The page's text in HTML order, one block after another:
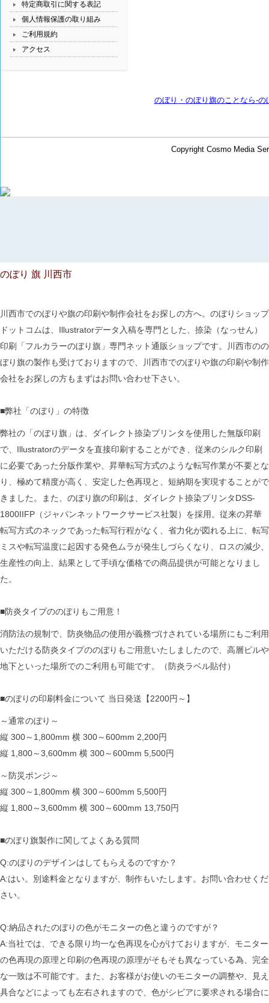
のぼり 旗 川西市
川西市でのぼりや旗の印刷や制作会社をお探しの方へ。のぼりショップ
ドットコムは、Illustratorデータ入稿を専門とした、捺染（なっせん）
印刷「フルカラーのぼり旗」専門ネット通販ショップです。川西市のの
ぼり旗の製作も受けておりますので、川西市でのぼりや旗の印刷や制作
会社をお探しの方もまずはお問い合わせ下さい。
■弊社「のぼり」の特徴
弊社の「のぼり旗」は、ダイレクト捺染プリンタを使用した無版印刷
で、Illustratorのデータを直接印刷することができ、従来のシルク印刷
に必要であった分版作業や、昇華転写方式のような転写作業が不要とな
り、極めて精度が高く、安定した色再現と、短納期を実現することがで
きました。また、のぼり旗の印刷は、ダイレクト捺染プリンタDSS-
1800IIFP（ジャパンネットワークサービス社製）を採用。従来の昇華
転写方式のネックであった転写行程がなく、省力化が図れる上に、転写
ミスや転写温度に起因する発色ムラが発生しづらくなり、ロスの減少、
生産性の向上、結果として手頃な価格での商品提供が可能となりまし
た。
■防炎タイプののぼりもご用意！
消防法の規制で、防炎物品の使用が義務づけされている場所にもご利用
いただける防炎タイプののぼりもご用意いたしましたので、高層ビルや
地下といった場所でのご利用も可能です。（防炎ラベル貼付）
■のぼりの印刷料金について 当日発送【2200円～】
～通常のぼり～
縦 300～1,800mm 横 300～600mm 2,200円
縦 1,800～3,600mm 横 300～600mm 5,500円
～防災ポンジ～
縦 300～1,800mm 横 300～600mm 5,500円
縦 1,800～3,600mm 横 300～600mm 13,750円
■のぼり旗製作に関してよくある質問
Q:のぼりのデザインはしてもらえるのですか？
A:はい。別途料金となりますが、制作もいたします。お問い合わせくだ
さい。
Q:納品されたのぼりの色がモニターの色と違うのですが？
A:当社では、できる限り均一な色再現を心がけておりますが、モニター
の色再現の原理と印刷の色再現の原理がそもそも異なっている為、完全
な一致は不可能です。また、お客様がお使いのモニターの調整や、見え
具合などによっても左右されますので、色がシビアに要求される場合に